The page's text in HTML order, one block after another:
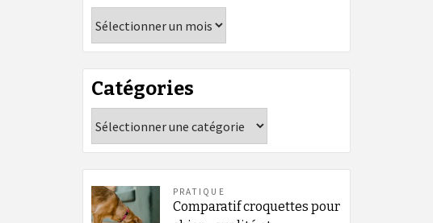
Catégories
PRATIQUE
Comparatif croquettes pour